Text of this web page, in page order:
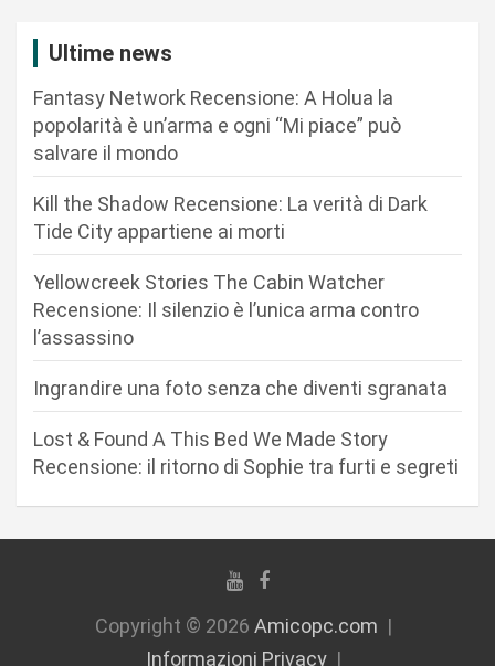
Ultime news
Fantasy Network Recensione: A Holua la
popolarità è un’arma e ogni “Mi piace” può
salvare il mondo
Kill the Shadow Recensione: La verità di Dark
Tide City appartiene ai morti
Yellowcreek Stories The Cabin Watcher
Recensione: Il silenzio è l’unica arma contro
l’assassino
Ingrandire una foto senza che diventi sgranata
Lost & Found A This Bed We Made Story
Recensione: il ritorno di Sophie tra furti e segreti
Copyright © 2026 Amicopc.com
Informazioni Privacy